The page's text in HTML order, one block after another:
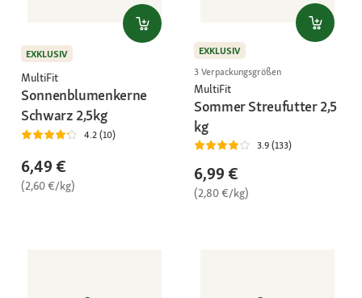
EXKLUSIV
MultiFit
Sonnenblumenkerne
Schwarz 2,5kg
4.2 (10)
6,49 €
(2,60 €/kg)
EXKLUSIV
3 Verpackungsgrößen
MultiFit
Sommer Streufutter 2,5
kg
3.9 (133)
6,99 €
(2,80 €/kg)